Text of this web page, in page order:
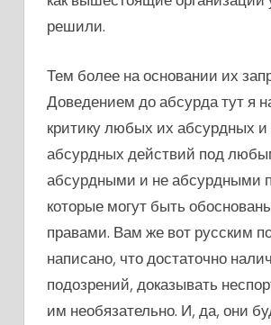
решили.
Тем более на основании их
Доведением до абсурда тут я
критику любых их абсурдных и
абсурдных действий под
абсурдными и не абсурдными
которые могут быть
правами. Вам же вот русским
написано, что достаточно
подозрений, доказывать
им необязательно. И, да, они